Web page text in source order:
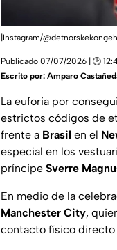
|Instagram/
Publicado 07/07/2026 | 🕑
Escrito por: Amparo
La euforia por
estrictos códigos de
frente a Brasil en el
especial en los
príncipe Sverre
En medio de la
Manchester City,
contacto físico directo